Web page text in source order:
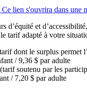
Ce lien s'ouvrira dans une
d’équité et
tarif adapté à votre
dont le surplus permet
/ 9,36 $ par adulte
soutenu par les
/ 7,20 $ par adulte